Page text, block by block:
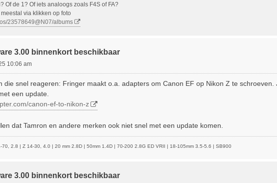
Of de 1? Of iets analoogs zoals F4S of FA?
via klikken op foto
23578649@N07/albums
3.00 binnenkort beschikbaar
10:06 am
die snel reageren: Fringer maakt o.a. adapters om Canon EF op Nikon Z te schroeven.
een update.
canon-ef-to-nikon-z
dat Tamron en andere merken ook niet snel met een update komen.
2.8 | Z 14-30, 4.0 | 20 mm 2.8D | 50mm 1.4D | 70-200 2.8G ED VRII | 18-105mm 3.5-5.6 | SB900
3.00 binnenkort beschikbaar